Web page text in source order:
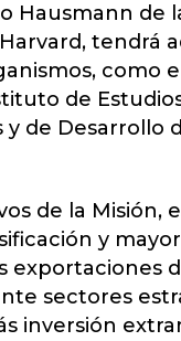
Hausmann de
tendrá
como
de
de Desarrollo
de la Misión,
y
exportaciones
sectores
inversión